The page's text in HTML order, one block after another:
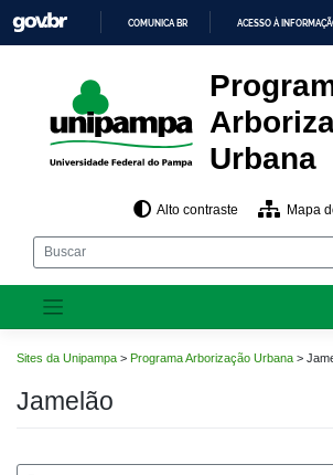
para
o
O
CONTEÚDO
COMUNICA BR ACESSO À
Urbana
Alto contraste Mapa
Sites da Unipampa > Programa Arborização Urbana >
Jamelão